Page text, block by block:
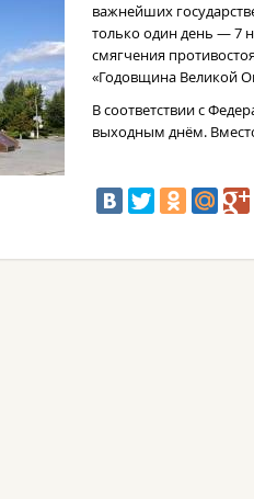
важнейших
только один день — 7
смягчения
«Годовщина Великой
В соответствии с
выходным днём.